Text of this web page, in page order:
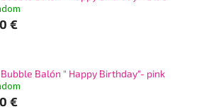
€
Balón " Happy Birthday"- pink
€